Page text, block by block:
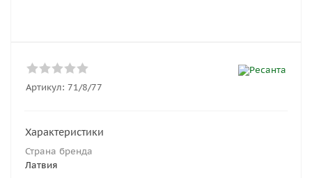
Артикул: 71/8/77
Характеристики
Страна бренда
Латвия